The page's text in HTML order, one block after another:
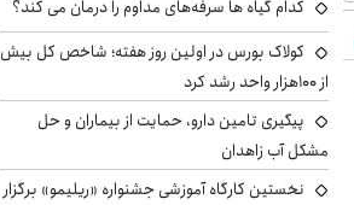
کدام گیاه ها سرفه‌های مداوم را درمان می کند؟
کولاک بورس در اولین روز هفته؛ شاخص کل بیش
از ۱۰۰هزار واحد رشد کرد
پیگیری تامین دارو، حمایت از بیماران و حل
مشکل آب زاهدان
نخستین کارگاه آموزشی جشنواره «ریلیمو» برگزار